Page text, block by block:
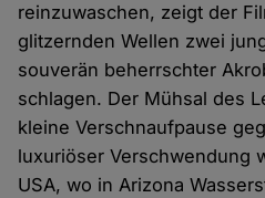
reinzuwaschen, zeigt der
glitzernden Wellen zwei
souverän beherrschter
schlagen. Der Mühsal des
kleine Verschnaufpause
luxuriöser Verschwendung
USA, wo in Arizona